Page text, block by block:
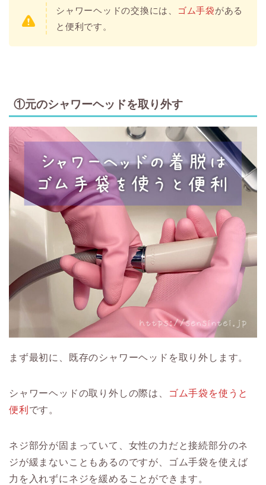
シャワーヘッドの交換には、 ゴム手袋がある
と便利です。
①元のシャワーヘッドを取り外す
まず最初に、既存のシャワーヘッドを取り外します。
シャワーヘッドの取り外しの際は、
ゴム手袋を使うと
便利 です。
ネジ部分が固まっていて、女性の力だと接続部分のネ
ジが緩まないこともあるのですが、ゴム手袋を使えば
力を入れずにネジを緩めることができます。